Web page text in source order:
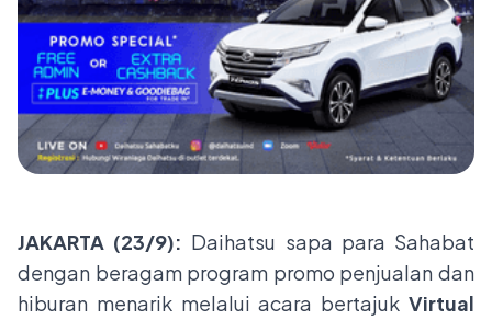
JAKARTA (23/9): Daihatsu sapa para Sahabat
dengan beragam program promo penjualan dan
hiburan menarik melalui acara bertajuk Virtual